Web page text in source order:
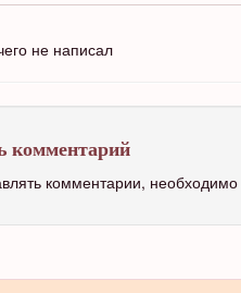
не написал
комментарий
комментарии, необходимо